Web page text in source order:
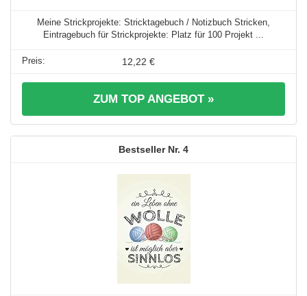
Meine Strickprojekte: Stricktagebuch / Notizbuch Stricken,
Eintragebuch für Strickprojekte: Platz für 100 Projekt ...
12,22 €
ZUM TOP ANGEBOT »
4